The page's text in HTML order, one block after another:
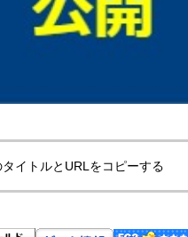
イトルとURLをコピーする